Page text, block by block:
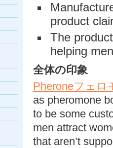
product
The
helping
全体の印象
Pheroneフェロ
as pheromone
to be some
men attract
that aren’t